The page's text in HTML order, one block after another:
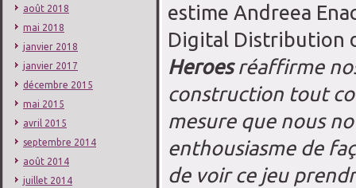
août 2018
mai 2018
janvier 2018
janvier 2017
décembre 2015
mai 2015
avril 2015
septembre 2014
août 2014
juillet 2014
estime Andreea
Digital Distribution
Heroesréaffirme
construction tout
mesure que nous
enthousiasme de
de voir ce jeu